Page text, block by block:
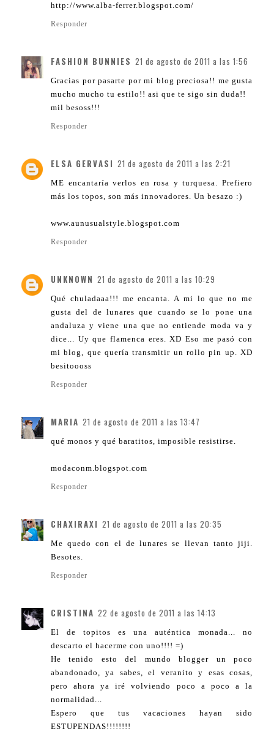
http://www.alba-ferrer.blogspot.com/
Responder
FASHION BUNNIES 21 de agosto de 2011 a las 1:56
Gracias por pasarte por mi blog preciosa!! me gusta
mucho mucho tu estilo!! asi que te sigo sin duda!!
mil besoss!!!
Responder
ELSA GERVASI 21 de agosto de 2011 a las 2:21
ME encantaría verlos en rosa y turquesa. Prefiero
más los topos, son más innovadores. Un besazo :)
www.aunusualstyle.blogspot.com
Responder
UNKNOWN 21 de agosto de 2011 a las 10:29
Qué chuladaaa!!! me encanta. A mi lo que no me
gusta del de lunares que cuando se lo pone una
andaluza y viene una que no entiende moda va y
dice... Uy que flamenca eres. XD Eso me pasó con
mi blog, que quería transmitir un rollo pin up. XD
besitoooss
Responder
MARIA 21 de agosto de 2011 a las 13:47
qué monos y qué baratitos, imposible resistirse.
modaconm.blogspot.com
Responder
CHAXIRAXI 21 de agosto de 2011 a las 20:35
Me quedo con el de lunares se llevan tanto jiji.
Besotes.
Responder
CRISTINA 22 de agosto de 2011 a las 14:13
El de topitos es una auténtica monada... no
descarto el hacerme con uno!!!! =)
He tenido esto del mundo blogger un poco
abandonado, ya sabes, el veranito y esas cosas,
pero ahora ya iré volviendo poco a poco a la
normalidad...
Espero que tus vacaciones hayan sido
ESTUPENDAS!!!!!!!!